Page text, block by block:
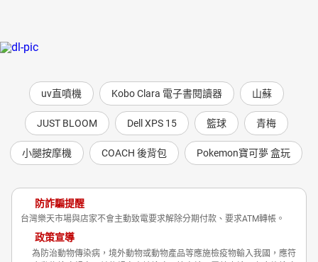
uv直噴機 Kobo Clara 電子書閱讀器 山蘇
JUST BLOOM Dell XPS 15 籃球 青梅
小腿按摩機 COACH 後背包 Pokemon寶可夢 盒玩
防詐騙提醒
台灣樂天市場與店家不會主動致電要求解除分期付款、要求ATM轉帳。
政策宣導
為防治動物傳染病，境外動物或動物產品等應施檢疫物輸入我國，應符